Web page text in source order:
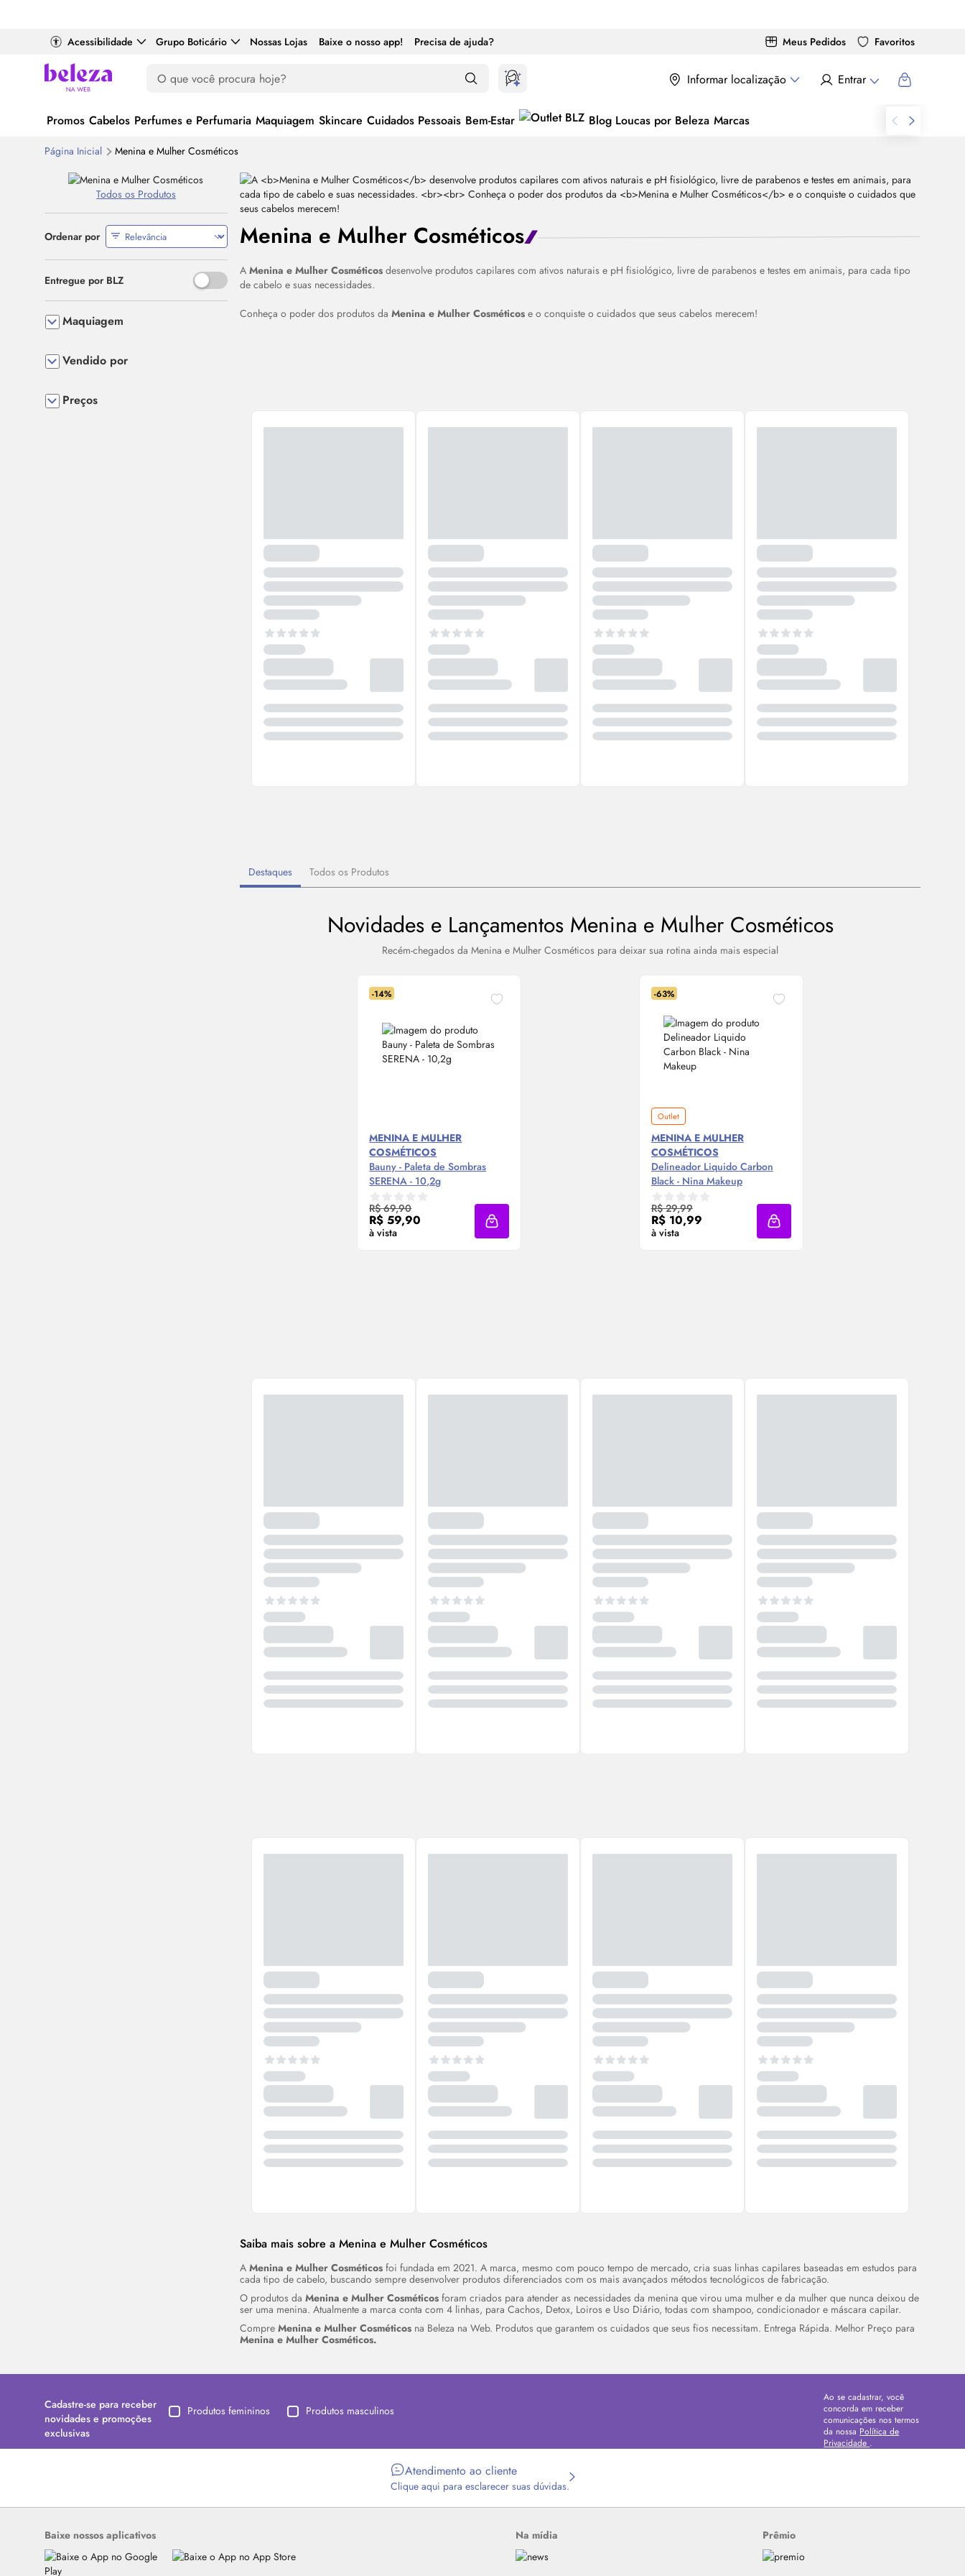
Acessibilidade Grupo Boticário Nossas Lojas Baixe o nosso app! Precisa de ajuda? Meus Pedidos Favoritos
Informar localização Entrar
Promos Cabelos Perfumes e Perfumaria Maquiagem Skincare Cuidados Pessoais Bem-Estar Blog Loucas por Beleza Marcas
Página Inicial Menina e Mulher Cosméticos
Menina e Mulher Cosméticos
AMenina e Mulher Cosméticos desenvolve produtos capilares com ativos naturais e pH fisiológico, livre de parabenos e testes em animais, para cada tipo
de cabelo e suas necessidades.
Conheça o poder dos produtos daMenina e Mulher Cosméticos e o conquiste o cuidados que seus cabelos merecem!
Destaques Todos os Produtos
Novidades e Lançamentos Menina e Mulher Cosméticos
Recém-chegados da Menina e Mulher Cosméticos para deixar sua rotina ainda mais especial
-14%
MENINA E MULHER
COSMÉTICOS
Bauny - Paleta de Sombras
SERENA - 10,2g
R$ 69,90
R$ 59,90
à vista
Compre Agora ❯
Adicionar à sacola
-63%
Outlet
MENINA E MULHER
COSMÉTICOS
Delineador Liquido Carbon
Black - Nina Makeup
R$ 29,99
R$ 10,99
à vista
Compre Agora ❯
Adicionar à sacola
Saiba mais sobre a Menina e Mulher Cosméticos
AMenina e Mulher Cosméticosfoi fundada em 2021. A marca, mesmo com pouco tempo de mercado, cria suas linhas capilares baseadas em estudos para
cada tipo de cabelo, buscando sempre desenvolver produtos diferenciados com os mais avançados métodos tecnológicos de fabricação.
O produtos daMenina e Mulher Cosméticosforam criados para atender as necessidades da menina que virou uma mulher e da mulher que nunca deixou de
ser uma menina. Atualmente a marca conta com 4 linhas, para Cachos, Detox, Loiros e Uso Diário, todas com shampoo, condicionador e máscara capilar.
CompreMenina e Mulher Cosméticos na Beleza na Web. Produtos que garantem os cuidados que seus fios necessitam. Entrega Rápida. Melhor Preço para
Menina e Mulher Cosméticos.
Todos os Produtos
Ordenar por
Entregue por BLZ Use o espaço ou Enter para alternar entre ativado e desativado
Maquiagem
Vendido por
Preços
Cadastre-se para receber
novidades e promoções
exclusivas
Produtos femininos Produtos masculinos
Ao se cadastrar, você
concorda em receber
comunicações nos termos
da nossa Política de
Privacidade .
Atendimento ao cliente
Clique aqui para esclarecer suas dúvidas.
Baixe nossos aplicativos Na mídia Prêmio